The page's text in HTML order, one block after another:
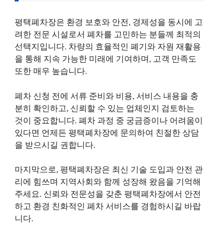
평택폐차장은 환경 보호와 안전, 경제성을 동시에 고
려한 전문 시설로서 폐차를 고민하는 분들께 최적의
선택지입니다. 차량의 효율적인 폐기와 자원 재활용
을 통해 지속 가능한 미래에 기여하며, 고객 만족도
또한 매우 높습니다.
폐차 신청 전에 서류 준비와 비용, 서비스 내용을 충
분히 확인하고, 신뢰할 수 있는 업체인지 검토하는
것이 중요합니다. 폐차 과정 중 궁금증이나 어려움이
있다면 언제든 평택폐차장에 문의하여 친절한 상담
을 받으시길 권합니다.
마지막으로, 평택폐차장은 최신 기술 도입과 안전 관
리에 힘쓰며 지역사회와 함께 성장해 왔음을 기억해
주세요. 신뢰와 전문성을 갖춘 평택폐차장에서 안전
하고 환경 친화적인 폐차 서비스를 경험하시길 바랍
니다.